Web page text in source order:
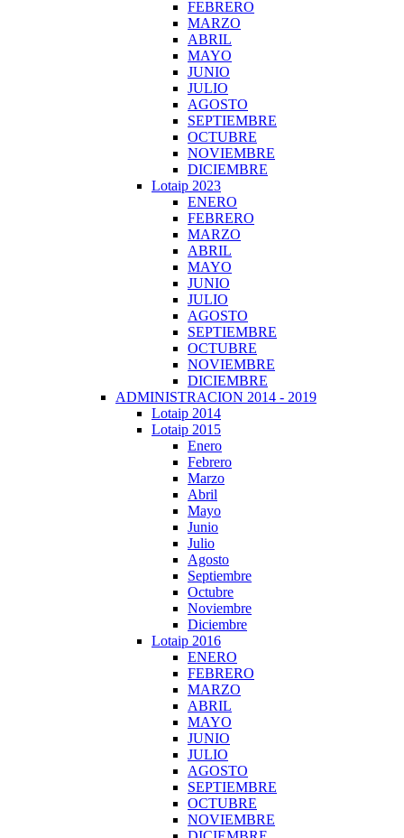
FEBRERO
MARZO
ABRIL
MAYO
JUNIO
JULIO
AGOSTO
SEPTIEMBRE
OCTUBRE
NOVIEMBRE
DICIEMBRE
Lotaip 2023
ENERO
FEBRERO
MARZO
ABRIL
MAYO
JUNIO
JULIO
AGOSTO
SEPTIEMBRE
OCTUBRE
NOVIEMBRE
DICIEMBRE
ADMINISTRACION 2014 - 2019
Lotaip 2014
Lotaip 2015
Enero
Febrero
Marzo
Abril
Mayo
Junio
Julio
Agosto
Septiembre
Octubre
Noviembre
Diciembre
Lotaip 2016
ENERO
FEBRERO
MARZO
ABRIL
MAYO
JUNIO
JULIO
AGOSTO
SEPTIEMBRE
OCTUBRE
NOVIEMBRE